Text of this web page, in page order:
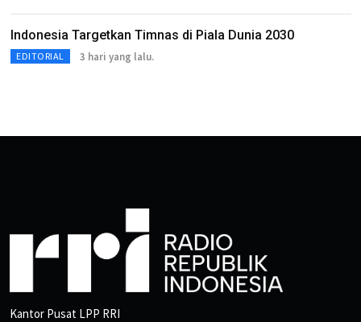
Indonesia Targetkan Timnas di Piala Dunia 2030
EDITORIAL 3 hari yang lalu.
Kantor Pusat LPP RRI